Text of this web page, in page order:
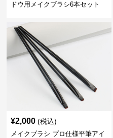
ドウ用メイクブラシ6本セット
¥2,000 (税込)
メイクブラシ プロ仕様平筆アイ